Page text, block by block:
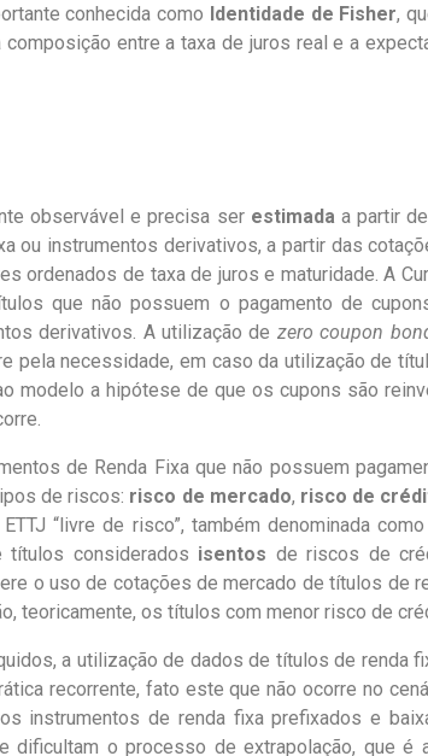
conhecida como Identidade de Fisher,
composição entre a taxa de juros real e a
observável e precisa ser estimada a partir
ou instrumentos derivativos, a partir das
ordenados de taxa de juros e maturidade. A
que não possuem o pagamento de
derivativos. A utilização de zero coupon
pela necessidade, em caso da utilização de
modelo a hipótese de que os cupons são
de Renda Fixa que não possuem
de riscos: risco de mercado, risco de
“livre de risco”, também denominada
considerados isentos de riscos de
o uso de cotações de mercado de títulos de
teoricamente, os títulos com menor risco de
a utilização de dados de títulos de renda
recorrente, fato este que não ocorre no
instrumentos de renda fixa prefixados e
dificultam o processo de extrapolação, que é